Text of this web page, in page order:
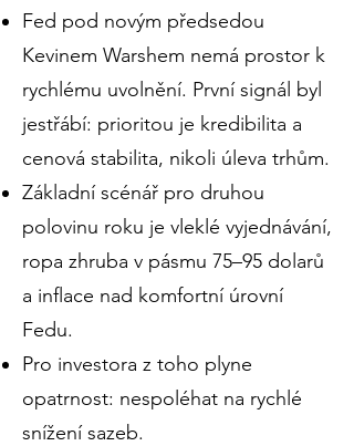
Fed pod novým předsedou
Kevinem Warshem nemá prostor k
rychlému uvolnění. První signál byl
jestřábí: prioritou je kredibilita a
cenová stabilita, nikoli úleva trhům.
Základní scénář pro druhou
polovinu roku je vleklé vyjednávání,
ropa zhruba v pásmu 75–95 dolarů
a inflace nad komfortní úrovní
Fedu.
Pro investora z toho plyne
opatrnost: nespoléhat na rychlé
snížení sazeb.